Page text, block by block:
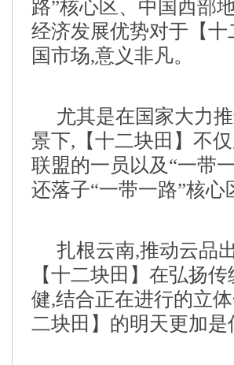
路”核心区、中国西部
经济发展优势对于【
国市场,意义非凡。
尤其是在国家大力
景下,【十二块田】不
联盟的一员以及“一带
还落子“一带一路”核
扎根云南,推动云品
【十二块田】在弘扬
健,结合正在进行的立
二块田】的明天更加是